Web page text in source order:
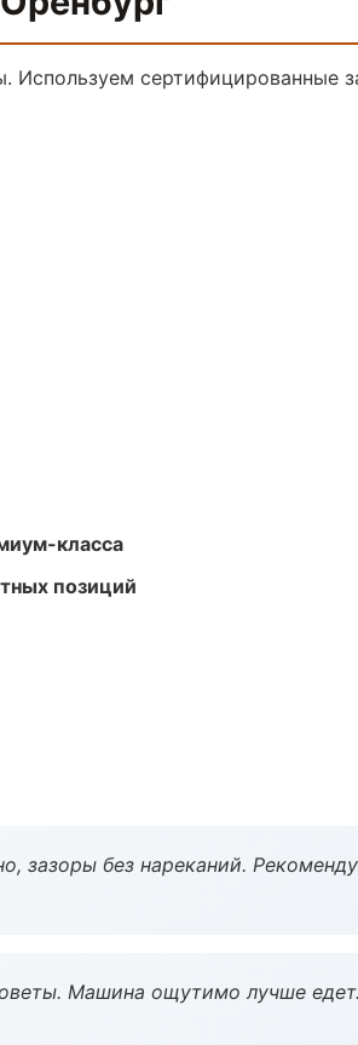
сертифицированные
класса
позиций
зазоры без нареканий.
Машина ощутимо лучше